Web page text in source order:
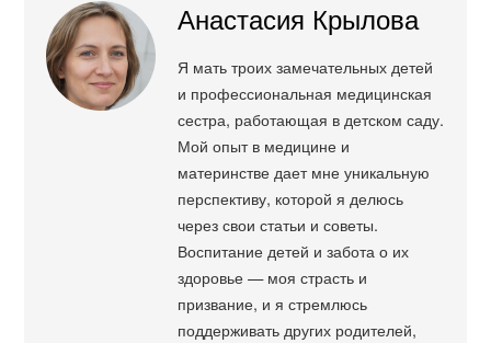
Анастасия Крылова
Я мать троих замечательных детей
и профессиональная медицинская
сестра, работающая в детском саду.
Мой опыт в медицине и
материнстве дает мне уникальную
перспективу, которой я делюсь
через свои статьи и советы.
Воспитание детей и забота о их
здоровье — моя страсть и
призвание, и я стремлюсь
поддерживать других родителей,